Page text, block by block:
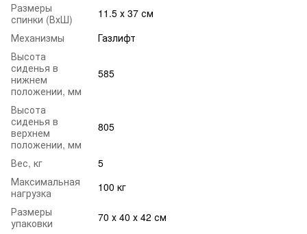
Размеры
спинки (ВхШ)
11.5 х 37 см
Механизмы
Газлифт
Высота
сиденья в
нижнем
положении, мм
585
Высота
сиденья в
верхнем
положении, мм
805
Вес, кг
5
Максимальная
нагрузка
100 кг
Размеры
упаковки
70 х 40 х 42 см